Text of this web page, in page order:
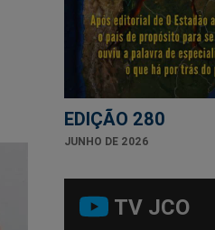
EDIÇÃO 280
JUNHO DE 2026
TV JCO